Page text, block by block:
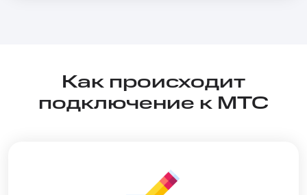
Как происходит
подключение к МТС